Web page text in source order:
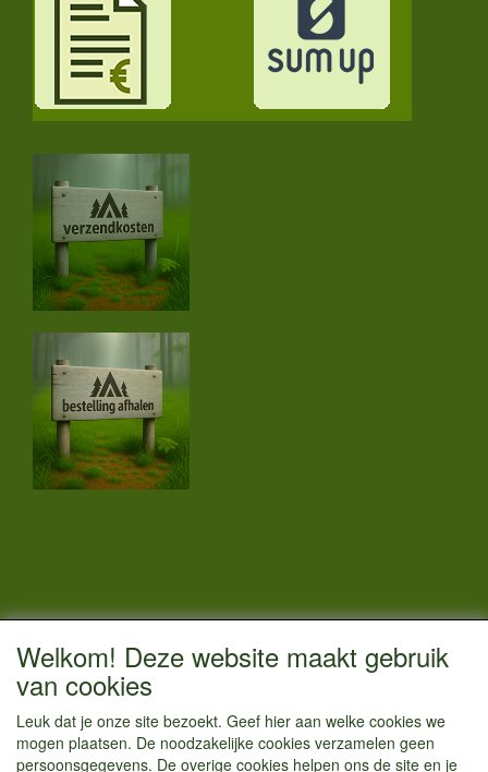
CONTACTGEGEVENS
Vestigingsadres:
Hoofdweg 36
1433 JW Kudelstaart
Welkom! Deze website maakt gebruik
van cookies
Leuk dat je onze site bezoekt. Geef hier aan welke cookies we
mogen plaatsen. De noodzakelijke cookies verzamelen geen
persoonsgegevens. De overige cookies helpen ons de site en je